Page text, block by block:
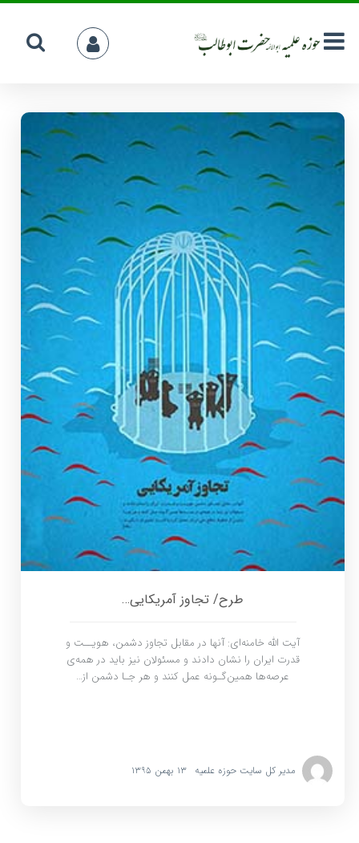
طرح/ تجاوز آمریکایی…
آیت الله خامنه‌ای: آنها در مقابل تجاوز دشمن، هویــت و
قدرت ایران را نشان دادند و مسئولان نیز باید در همه‌ی
عرصه‌ها همین‌گـونه عمل کنند و هر جـا دشمن از…
مدیر کل سایت حوزه علمیه ۱۳ بهمن ۱۳۹۵